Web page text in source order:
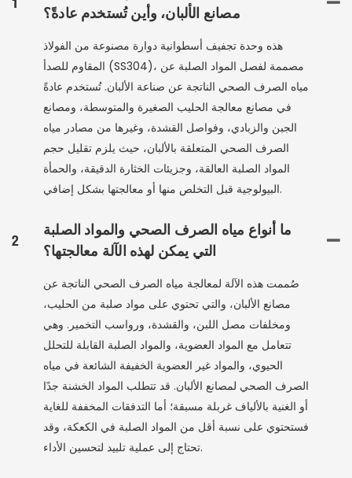
مصانع الألبان، وأين تُستخدم عادةً؟
هذه وحدة تجفيف أسطوانية دوارة مصنوعة من الفولاذ
المقاوم للصدأ (SS304)، مصممة لفصل المواد الصلبة عن
مياه الصرف الصحي الناتجة عن صناعة الألبان. تُستخدم عادةً
في مصانع معالجة الحليب الصغيرة والمتوسطة، ومصانع
الجبن والزبادي، وفواصل القشدة، وغيرها من مصادر مياه
الصرف الصحي المتعلقة بالألبان، حيث يلزم تقليل حجم
المواد الصلبة العالقة، وجزيئات الخثارة الدقيقة، والحمأة
البيولوجية قبل التخلص منها أو معالجتها بشكل إضافي.
2
ما أنواع مياه الصرف الصحي والمواد الصلبة
التي يمكن لهذه الآلة معالجتها؟
صُممت هذه الآلة لمعالجة مياه الصرف الصحي الناتجة عن
مصانع الألبان، والتي تحتوي على مواد صلبة من الحليب،
ومخلفات مصل اللبن، والقشدة، ورواسب التخمير. وهي
تتعامل مع المواد العضوية، والمواد الصلبة القابلة للتحلل
الحيوي، والمواد غير العضوية الخفيفة الشائعة في مياه
الصرف الصحي لمصانع الألبان. قد تتطلب المواد الخشنة جدًا
أو الغنية بالألياف غربلة مسبقة؛ أما التدفقات المخففة للغاية
فستحتوي على نسبة أقل من المواد الصلبة في الكعكة، وقد
تحتاج إلى عملية تلبيد لتحسين الأداء.